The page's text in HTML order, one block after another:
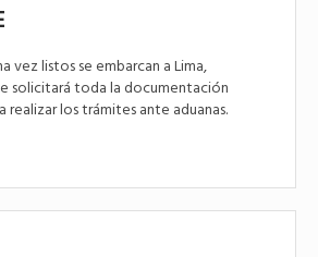
vez listos se embarcan a Lima,
solicitará toda la documentación
realizar los trámites ante aduanas.